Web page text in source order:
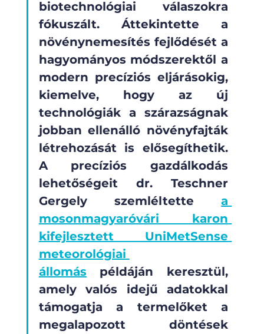
biotechnológiai válaszokra
fókuszált. Áttekintette a
növénynemesítés fejlődését a
hagyományos módszerektől a
modern precíziós eljárásokig,
kiemelve, hogy az új
technológiák a szárazságnak
jobban ellenálló növényfajták
létrehozását is elősegíthetik.
A precíziós gazdálkodás
lehetőségeit dr. Teschner
Gergely szemléltette a
mosonmagyaróvári karon
kifejlesztett UniMetSense
meteorológiai
állomás példáján keresztül,
amely valós idejű adatokkal
támogatja a termelőket a
megalapozott döntések